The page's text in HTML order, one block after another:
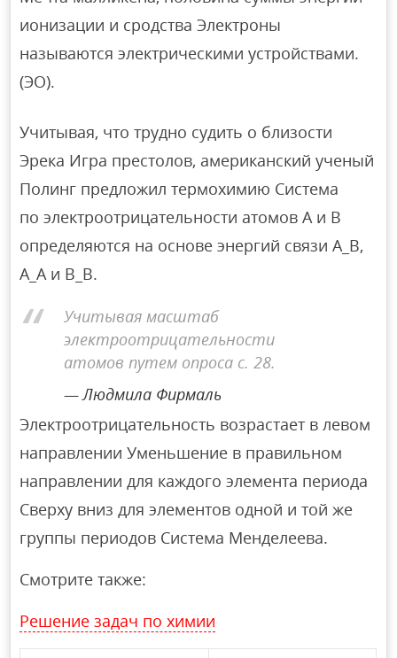
ионизации и сродства Электроны
называются электрическими устройствами.
(ЭО).
Учитывая, что трудно судить о близости
Эрека Игра престолов, американский ученый
Полинг предложил термохимию Система
по электроотрицательности атомов A и B
определяются на основе энергий связи A_B,
A_A и B_B.
Учитывая масштаб
электроотрицательности
атомов путем опроса с. 28.
Людмила Фирмаль
Электроотрицательность возрастает в левом
направлении Уменьшение в правильном
направлении для каждого элемента периода
Сверху вниз для элементов одной и той же
группы периодов Система Менделеева.
Смотрите также:
Решение задач по химии